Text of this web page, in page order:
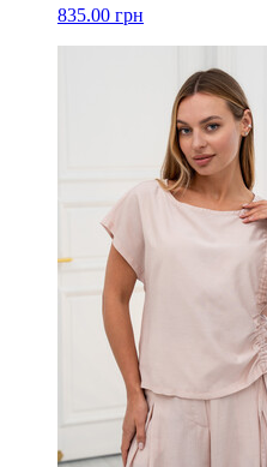
835.00 грн